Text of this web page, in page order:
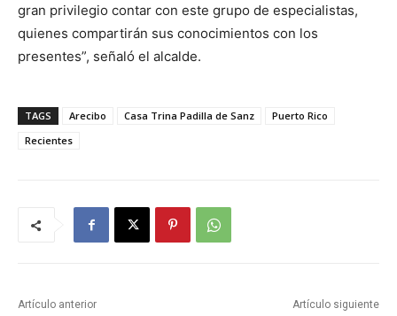
gran privilegio contar con este grupo de especialistas,
quienes compartirán sus conocimientos con los
presentes”, señaló el alcalde.
TAGS Arecibo Casa Trina Padilla de Sanz
Puerto Rico
Recientes
Artículo anterior Artículo siguiente